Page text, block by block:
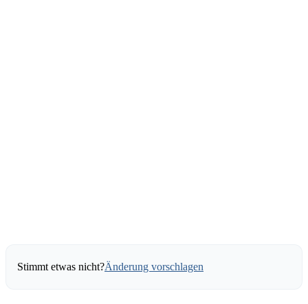
Stimmt etwas nicht?Änderung vorschlagen